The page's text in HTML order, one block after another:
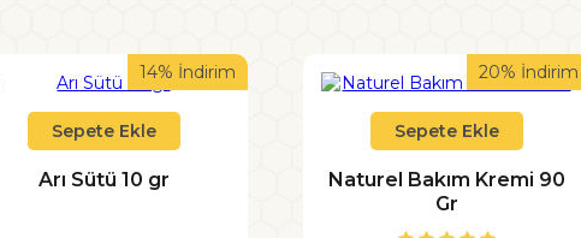
14% İndirim
Sepete Ekle
Arı Sütü 10 gr
20% İndirim
Sepete Ekle
Naturel Bakım Kremi 90
Gr